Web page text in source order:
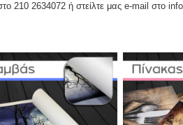
210 2634072 ή στείλτε μας e-mail στο